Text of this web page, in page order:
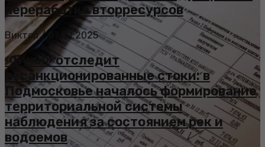
переработке вторресурсов
Виктор / 07.02.2025
«Буян» отследит
несанкционированные стоки: в
Подмосковье началось формирование
территориальной системы
наблюдения за состоянием рек и
водоемов